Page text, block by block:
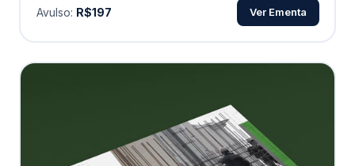
Avulso: R$197 Ver Ementa